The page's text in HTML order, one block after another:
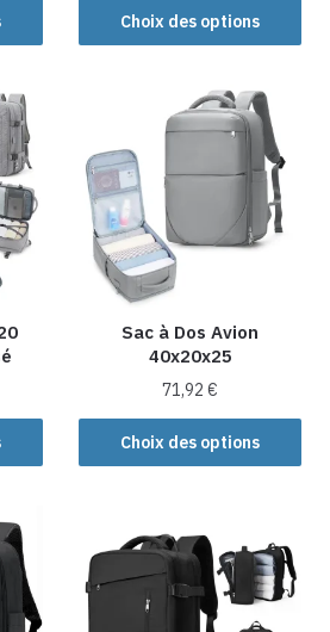
Choix des options
Ce
produit
plusieurs
variations.
peuvent
être
la
page
du
produit
Sac à Dos Avion
40x20x25
71,92€
Choix des options
Ce
produit
variations.
Les
options